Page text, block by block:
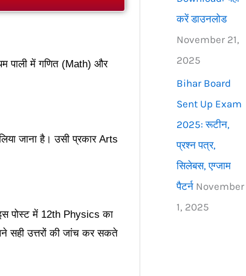
पाली में गणित (Math) और
जाना है। उसी प्रकार Arts
पोस्ट में 12th Physics का
सही उत्तरों की जांच कर सकते
करें डाउनलोड
November 21,
2025
Bihar Board
Sent Up Exam
2025: रूटीन,
प्रश्न पत्र,
सिलेबस, एग्जाम
पैटर्न November
1, 2025